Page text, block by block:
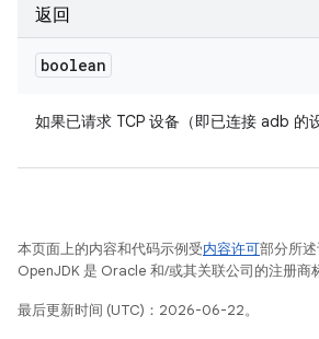
返回
boolean
如果已请求 TCP 设备（即已连接 adb 的
本页面上的内容和代码示例受内容许可部分所
OpenJDK 是 Oracle 和/或其关联公司的注册商
最后更新时间 (UTC)：2026-06-22。